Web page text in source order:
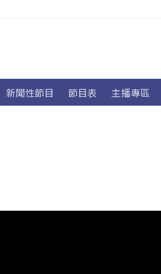
新聞性節目 節目表 主播專區